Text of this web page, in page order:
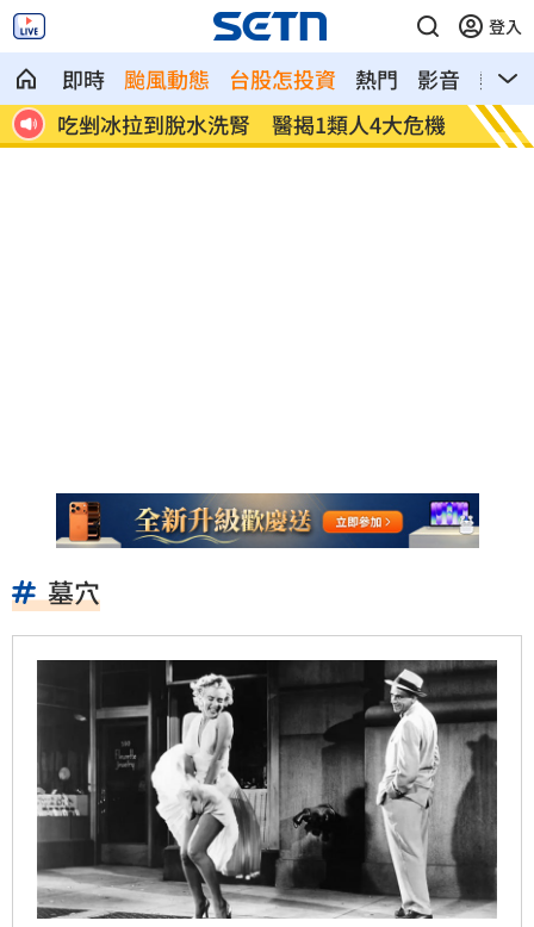
登入
即時 颱風動態 台股怎投資 熱門 影音
熱搜
機
一直放屁還大不出來！醫揭大腸癌3警訊
攪局
北
墓穴